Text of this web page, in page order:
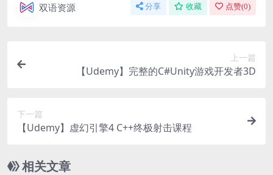
双语资源 分享 收藏 点赞(0)
上一篇
【Udemy】完整的C#Unity游戏开发者3D
下一篇
【Udemy】虚幻引擎4 C++终极射击课程
相关文章